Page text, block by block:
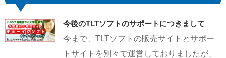
今後のTLTソフトのサポートにつきまして
今まで、TLTソフトの販売サイトとサポー
トサイトを別々で運営しておりましたが、